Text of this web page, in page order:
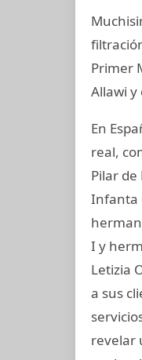
Primer
Allawi y
En
real,
Pilar
Infanta
I y
Letizia
a sus
revelar